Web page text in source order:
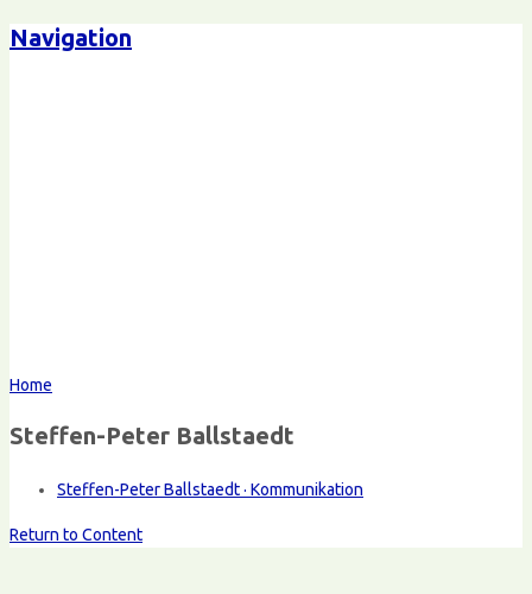
Navigation
Home
Steffen-Peter Ballstaedt
Steffen-Peter Ballstaedt · Kommunikation
Return to Content